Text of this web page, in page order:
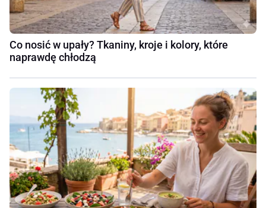
Co nosić w upały? Tkaniny, kroje i kolory, które
naprawdę chłodzą